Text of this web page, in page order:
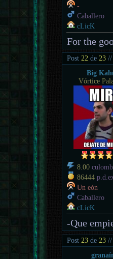
-
Caballero
cLicK
For the
Post22 de23 //
Big
Vórtice
8.00
86444
Un eón
Caballero
cLicK
-Que
Post23 de23 //